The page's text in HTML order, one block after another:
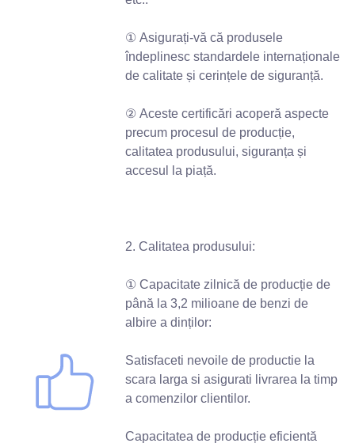
① Asigurați-vă că produsele
îndeplinesc standardele internaționale
de calitate și cerințele de siguranță.
② Aceste certificări acoperă aspecte
precum procesul de producție,
calitatea produsului, siguranța și
accesul la piață.
2. Calitatea produsului:
① Capacitate zilnică de producție de
până la 3,2 milioane de benzi de
albire a dinților:
Satisfaceti nevoile de productie la
scara larga si asigurati livrarea la timp
a comenzilor clientilor.
Capacitatea de producție eficientă